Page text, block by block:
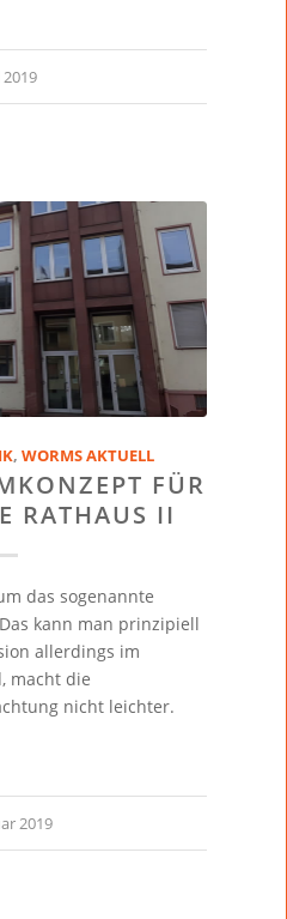
, WORMS AKTUELL
FÜR
RATHAUS II
das sogenannte
kann man prinzipiell
allerdings im
macht die
nicht leichter.
2019